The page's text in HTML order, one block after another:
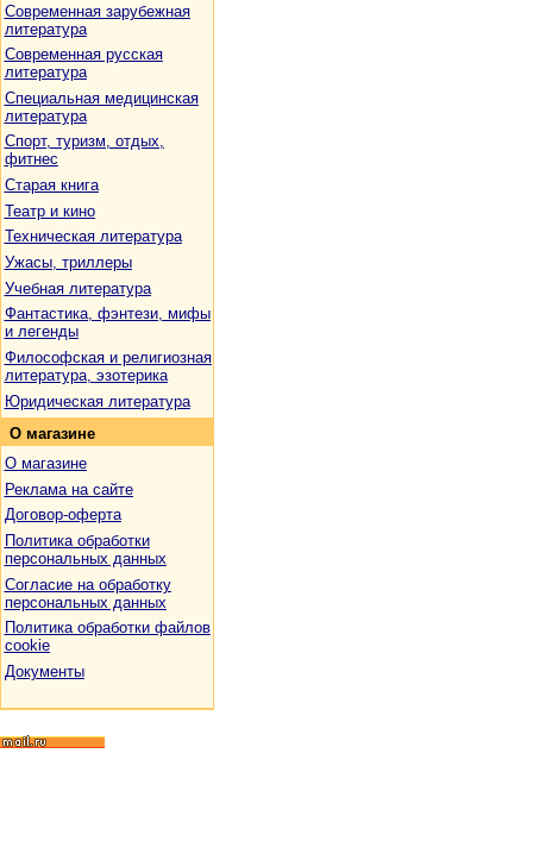
Современная зарубежная
литература
Современная русская
литература
Специальная медицинская
литература
Спорт, туризм, отдых,
фитнес
Старая книга
Театр и кино
Техническая литература
Ужасы, триллеры
Учебная литература
Фантастика, фэнтези, мифы
и легенды
Философская и религиозная
литература, эзотерика
Юридическая литература
О магазине
О магазине
Реклама на сайте
Договор-оферта
Политика обработки
персональных данных
Согласие на обработку
персональных данных
Политика обработки файлов
cookie
Документы